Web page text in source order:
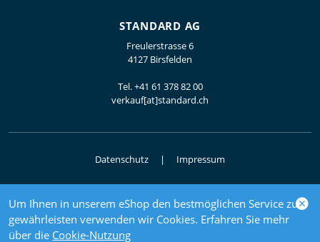
Um Ihnen in unserem eShop den bestmöglichen Service zu
gewährleisten verwenden wir Cookies. Erfahren Sie mehr
über die Cookie-Nutzung
STANDARD AG
Freulerstrasse 6
4127 Birsfelden
Tel.+41 61 378 82 00
verkauf[at]standard.ch
Datenschutz Impressum
© 2026 Elektrogrosshandel
powered by polynorm